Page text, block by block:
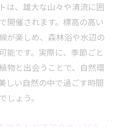
適な長野県キャンプ体験
る長野県キャンプ体験
で思い出に残る体験を
は、雄大な山々や清流に囲
開催されます。標高の高い
が楽しめ、森林浴や水辺の
能です。実際に、季節ごと
物と出会うことで、自然環
しい自然の中で過ごす時間
しょう。